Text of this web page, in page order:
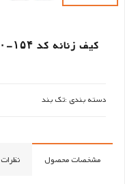
کیف زنانه کد ۱۵۴-۲۰
دسته بندی :تک بند
مشخصات محصول نظرات